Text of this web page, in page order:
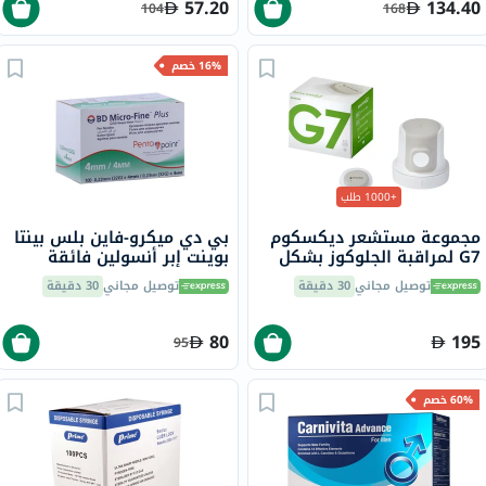
134.40
168
57.20
104
+1000 طلب
مجموعة مستشعر ديكسكوم
G7 لمراقبة الجلوكوز بشكل
مستمر، قطعة واحدة
توصيل مجاني30 دقيقة
195
16% خصم
بي دي ميكرو-فاين بلس بينتا
بوينت إبر أنسولين فائقة
الدقة 0.23 × 4 ملم، 100
قطعة توصيل مجاني30 دقيقة
80
95
60% خصم